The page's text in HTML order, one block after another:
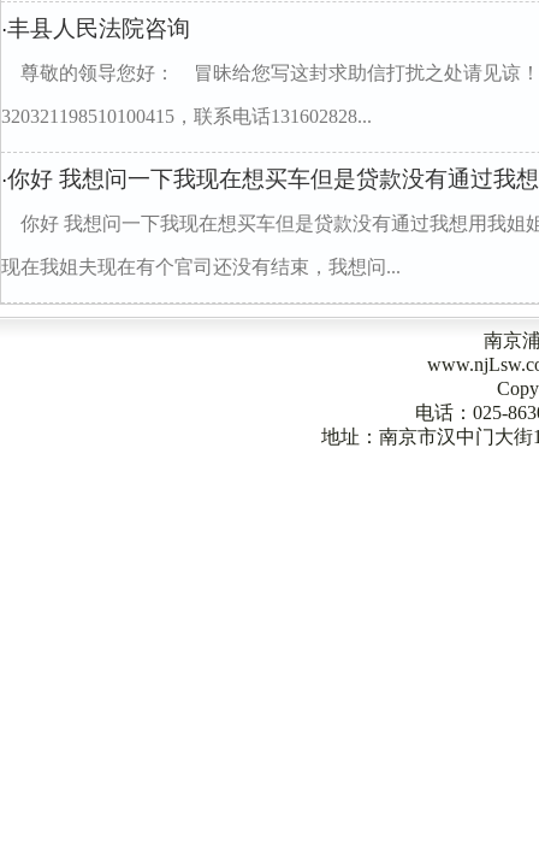
·丰县人民法院咨询
尊敬的领导您好： 冒昧给您写这封求助信打扰之处请见谅
320321198510100415，联系电话131602828...
·你好 我想问一下我现在想买车但是贷款没有通过我
你好 我想问一下我现在想买车但是贷款没有通过我想用我姐
现在我姐夫现在有个官司还没有结束，我想问...
南京
电话：025-
地址：南京市汉中门大